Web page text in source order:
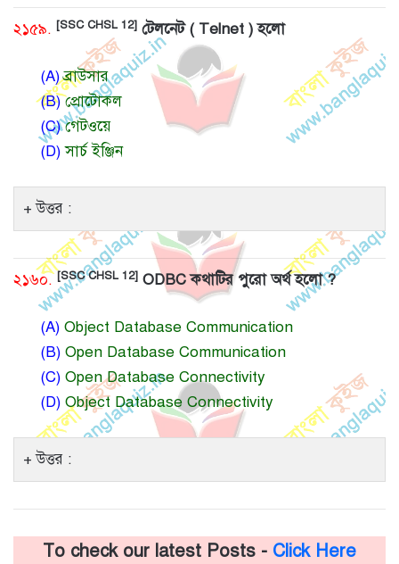
২১৫৯. [SSC CHSL 12] টেলনেট ( Telnet ) হলো
(A)ব্রাউসার
(B)প্রোটোকল
(C)গেটওয়ে
(D)সার্চ ইঞ্জিন
উত্তর :
২১৬০. [SSC CHSL 12] ODBC কথাটির পুরো অর্থ হলো ?
(A) Object Database Communication
(B) Open Database Communication
(C) Open Database Connectivity
(D) Object Database Connectivity
উত্তর :
To check our latest Posts - Click Here